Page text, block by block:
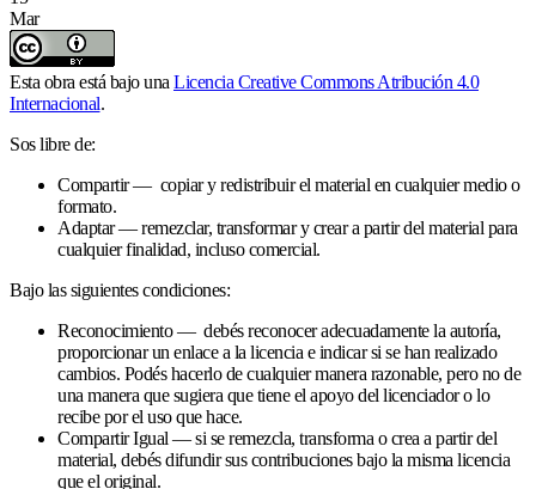
Mar
Esta obra está bajo una Licencia Creative Commons Atribución 4.0
Internacional.
Sos libre de:
Compartir — copiar y redistribuir el material en cualquier medio o
formato.
Adaptar — remezclar, transformar y crear a partir del material para
cualquier finalidad, incluso comercial.
Bajo las siguientes condiciones:
Reconocimiento — debés reconocer adecuadamente la autoría,
proporcionar un enlace a la licencia e indicar si se han realizado
cambios. Podés hacerlo de cualquier manera razonable, pero no de
una manera que sugiera que tiene el apoyo del licenciador o lo
recibe por el uso que hace.
Compartir Igual — si se remezcla, transforma o crea a partir del
material, debés difundir sus contribuciones bajo la misma licencia
que el original.